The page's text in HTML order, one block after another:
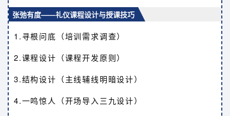
张弛有度——礼仪课程设计与授课技巧
1.寻根问底（培训需求调查）
2.课程设计（课程开发原则）
3.结构设计（主线辅线明暗设计）
4.一鸣惊人（开场导入三九设计）